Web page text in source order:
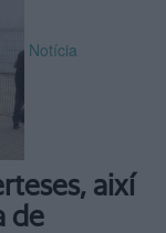
Notícia
així
de